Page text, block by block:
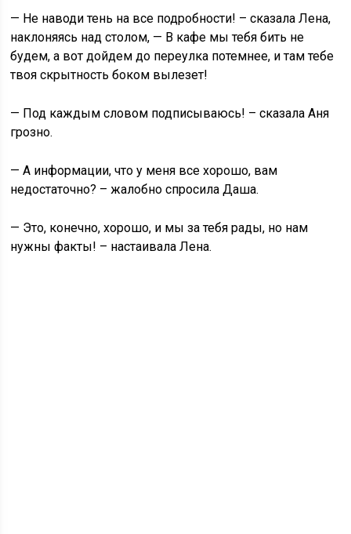
— Не наводи тень на все подробности! – сказала Лена,
наклоняясь над столом, — В кафе мы тебя бить не
будем, а вот дойдем до переулка потемнее, и там тебе
твоя скрытность боком вылезет!
— Под каждым словом подписываюсь! – сказала Аня
грозно.
— А информации, что у меня все хорошо, вам
недостаточно? – жалобно спросила Даша.
— Это, конечно, хорошо, и мы за тебя рады, но нам
нужны факты! – настаивала Лена.